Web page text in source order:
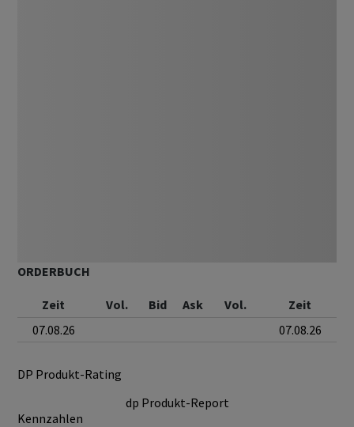
ORDERBUCH
Zeit Vol. Bid Ask Vol.
Zeit
07.08.26
07.08.26
DP Produkt-Rating
dp Produkt-Report
Kennzahlen